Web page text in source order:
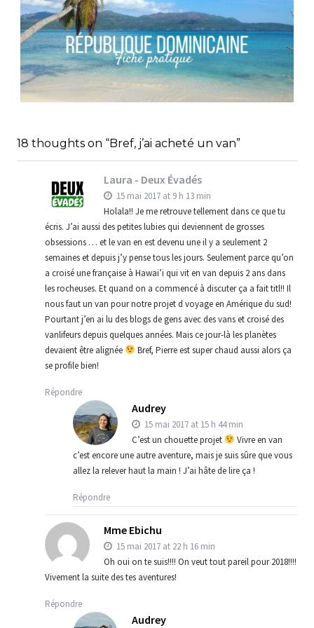
RÉPUBLIQUE DOMINICAINE // FICHE
Blog ,Bons plans
18 thoughts on “Bref, j’ai acheté un van”
Laura - Deux Évadés
15 mai 2017 at 9 h 13 min
Holala!! Je me retrouve tellement dans ce que tu
écris. J’ai aussi des petites lubies qui deviennent de grosses
obsessions … et le van en est devenu une il y a seulement 2
semaines et depuis j’y pense tous les jours. Seulement parce qu’on
a croisé une française à Hawai’i qui vit en van depuis 2 ans dans
les rocheuses. Et quand on a commencé à discuter ça a fait titl!! Il
nous faut un van pour notre projet d voyage en Amérique du sud!
Pourtant j’en ai lu des blogs de gens avec des vans et croisé des
vanlifeurs depuis quelques années. Mais ce jour-là les planètes
devaient être alignée
Bref, Pierre est super chaud aussi alors ça
se profile bien!
Répondre
Audrey
15 mai 2017 at 15 h 44 min
C’est un chouette projet
Vivre en van
c’est encore une autre aventure, mais je suis sûre que vous
allez la relever haut la main ! J’ai hâte de lire ça !
Répondre
Mme Ebichu
15 mai 2017 at 22 h 16 min
Oh oui on te suis!!!! On veut tout pareil pour 2018!!!!
Vivement la suite des tes aventures!
Répondre
Audrey